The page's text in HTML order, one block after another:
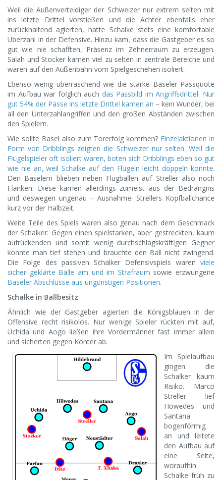
Weil die Außenverteidiger der Schweizer nur extrem selten mit
ins letzte Drittel vorstießen und die Achter ebenfalls eher
zurückhaltend agierten, hatte Schalke stets eine komfortable
Überzahl in der Defensive. Hinzu kam, dass die Gastgeber es so
gut wie nie schafften, Präsenz im Zehnerraum zu erzeugen.
Salah und Stocker kamen viel zu selten in zentrale Bereiche und
waren auf den Außenbahn vom Spielgeschehen isoliert.
Ebenso wenig überraschend wie die starke Baseler Passquote
im Aufbau war folglich auch das Passbild im Angriffsdrittel. Nur
gut 54% der Pässe ins letzte Drittel kamen an – kein Wunder, bei
all den Unterzahlangriffen und den großen Abständen zwischen
den Spielern.
Wie sollte Basel also zum Torerfolg kommen? Einzelaktionen in
Form von Dribblings zeigten die Schweizer nur selten. Weil die
Flügelspieler oft isoliert waren, boten sich Dribblings eben so gut
wie nie an, weil Schalke auf den Flügeln leicht doppeln konnte.
Den Baselern blieben neben Flugbällen auf Streller also noch
Flanken. Diese kamen allerdings zumeist aus der Bedrängnis
und deswegen ungenau – Ausnahme: Strellers Kopfballchance
kurz vor der Halbzeit.
Weite Teile des Spiels waren also genau nach dem Geschmack
der Schalker: Gegen einen spielstarken, aber gestreckten, kaum
aufrückenden und somit wenig durchschlagskräftigen Gegner
konnte man tief stehen und brauchte den Ball nicht zwingend.
Die Folge des passiven Schalker Defensivspiels waren viele
sicher geklärte Bälle am und im Strafraum sowie erzwungene
Baseler Abschlüsse aus ungünstigen Positionen.
Schalke in Ballbesitz
Ähnlich wie der Gastgeber agierten die Königsblauen in der
Offensive recht risikolos. Nur wenige Spieler rückten mit auf,
Uchida und Aogo ließen ihre Vordermänner fast immer allein
und sicherten gegen Konter ab.
Im Spielaufbau
gingen die
Schalker kaum
Risiko. Marco
Streller lief
Höwedes und
Santana
bogenförmig
an und leitete
den Aufbau auf
eine Seite,
woraufhin
Schalke früh zu